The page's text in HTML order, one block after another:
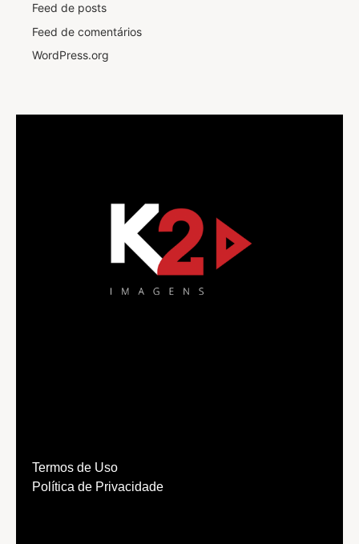
Feed de posts
Feed de comentários
WordPress.org
Termos de Uso
Política de Privacidade